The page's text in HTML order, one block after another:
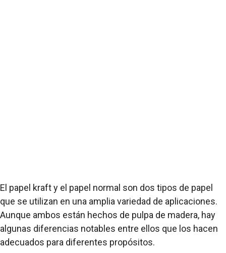
El papel kraft y el papel normal son dos tipos de papel
que se utilizan en una amplia variedad de aplicaciones.
Aunque ambos están hechos de pulpa de madera, hay
algunas diferencias notables entre ellos que los hacen
adecuados para diferentes propósitos.